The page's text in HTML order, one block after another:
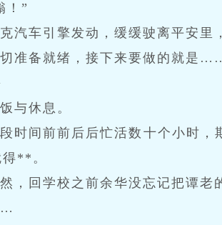
！”
汽车引擎发动，缓缓驶离平安里
准备就绪，接下来要做的就是
与休息。
时间前前后后忙活数十个小时，
**。
，回学校之前余华没忘记把谭老